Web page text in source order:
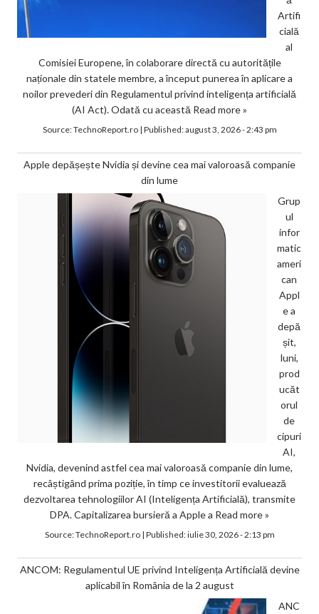
Artifi
cială
al
Comisiei Europene, în colaborare directă cu autoritățile
naționale din statele membre, a început punerea în aplicare a
noilor prevederi din Regulamentul privind inteligența artificială
(AI Act). Odată cu această Read more »
Source:TechnoReport.ro| Published:august 3, 2026 - 2:43 pm
Apple depășește Nvidia și devine cea mai valoroasă companie
din lume
Grup
ul
infor
matic
ameri
can
Appl
e a
depă
șit,
luni,
prod
ucăt
orul
de
cipuri
AI,
Nvidia, devenind astfel cea mai valoroasă companie din lume,
recâștigând prima poziție, în timp ce investitorii evaluează
dezvoltarea tehnologiilor AI (Inteligența Artificială), transmite
DPA. Capitalizarea bursieră a Apple a Read more »
Source:TechnoReport.ro| Published:iulie 30, 2026 - 2:13 pm
ANCOM: Regulamentul UE privind Inteligența Artificială devine
aplicabil în România de la 2 august
ANC